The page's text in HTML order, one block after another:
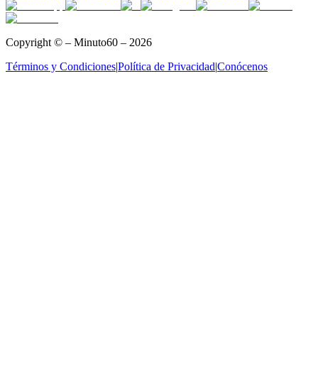
Copyright © – Minuto60 – 2026
Términos y Condiciones|Política de Privacidad|Conócenos